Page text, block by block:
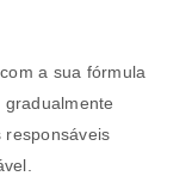
a sua fórmula
responsáveis